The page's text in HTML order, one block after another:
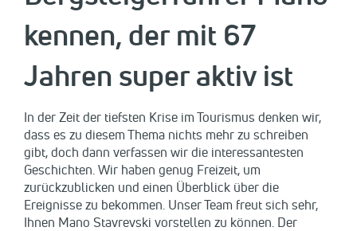
kennen, der mit 67
Jahren super aktiv ist
In der Zeit der tiefsten Krise im Tourismus denken wir,
dass es zu diesem Thema nichts mehr zu schreiben
gibt, doch dann verfassen wir die interessantesten
Geschichten. Wir haben genug Freizeit, um
zurückzublicken und einen Überblick über die
Ereignisse zu bekommen. Unser Team freut sich sehr,
Ihnen Mano Stavrevski vorstellen zu können. Der